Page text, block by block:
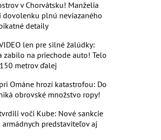
v Chorvátsku! Manželia
plnú neviazaného
detaily
len pre silné žalúdky:
zabilo na priechode auto! Telo
metrov ďalej
Ománe hrozí katastrofou: Do
obrovské množstvo ropy!
voči Kube: Nové sankcie
armádnych predstaviteľov aj